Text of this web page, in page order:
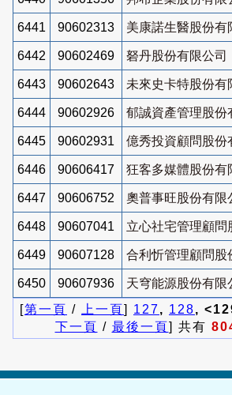
6441 90602313 美康諾生醫股份有
6442 90602469 砮丹股份有限公司
6443 90602643 未來史卡特股份有
6444 90602926 郁誠資產管理股份
6445 90602931 億秀投資顧問股份
6446 90606417 狂客多媒體股份有
6447 90606752 奧普事旺股份有限
6448 90607041 立心社宅管理顧問
6449 90607128 合利忻管理顧問股
6450 90607936
天穹能源股份有限
[第一頁 / 上一頁] 127, 128,
下一頁 / 最後一頁] 共有